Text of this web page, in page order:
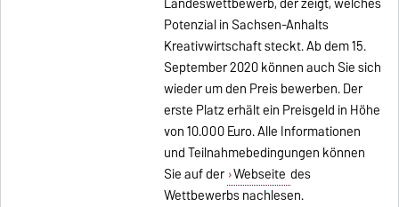
Potenzial in Sachsen-Anhalts
Kreativwirtschaft steckt. Ab dem 15.
September 2020 können auch Sie sich
wieder um den Preis bewerben. Der
erste Platz erhält ein Preisgeld in Höhe
von 10.000 Euro. Alle Informationen
und Teilnahmebedingungen können
Sie auf der Webseite des
Wettbewerbs nachlesen.